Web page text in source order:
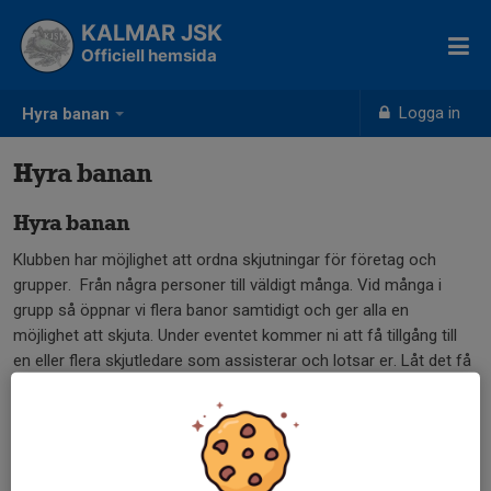
Hyra banan Logga in
KALMAR JSK
Officiell hemsida
Hyra banan
Hyra banan
Klubben har möjlighet att ordna skjutningar för företag och
grupper. Från några personer till väldigt många. Vid många i
grupp så öppnar vi flera banor samtidigt och ger alla en
möjlighet att skjuta. Under eventet kommer ni att få tillgång till
en eller flera skjutledare som assisterar och lotsar er. Låt det få
önskar skjuta lerduvor eller kula. Vapen och tillhörande
skyddsutrustning finns att låna.